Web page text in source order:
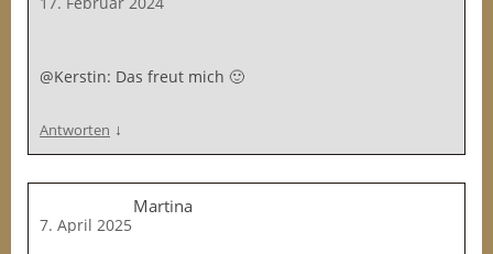
@Kerstin: Das freut mich 🙂
Antworten ↓
Martina
7. April 2025